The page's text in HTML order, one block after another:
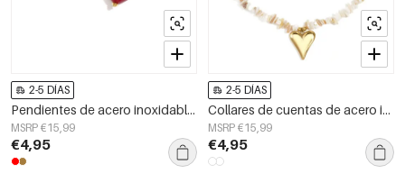
2-5 DÍAS
Pendientes de acero inoxidable con cuentas en forma de corazón, estilo casual para uso diario. Joyería femenina.
MSRP €15,99
€4,95
2-5 DÍAS
Collares de cuentas de acero inoxidable con forma de corazón, de la serie &quot;Vacaciones Diarias Románticas&quot; para mujer.
MSRP €15,99
€4,95